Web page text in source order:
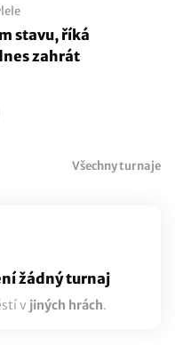
stavu, říká
zahrát
Všechny turnaje
žádný turnaj
v jiných hrách.